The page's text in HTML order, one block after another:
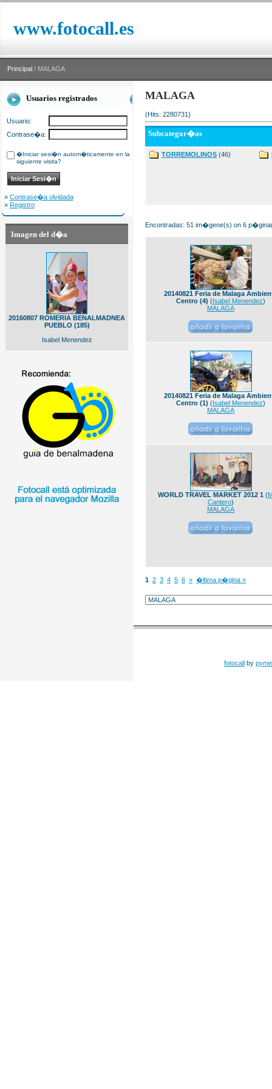
www.fotocall.es
Principal / MALAGA
Usuarios registrados
Usuario:
Contrase�a:
�Iniciar sesi�n autom�ticamente en la
siguiente visita?
» Contrase�a olvidada
» Registro
Imagen del d�a
20160807 ROMERIA BENALMADNEA
PUEBLO (185)
Isabel Menendez
MALAGA
(Hits: 2280731)
Subcategor�as
TORREMOLINOS (46)
Encontradas: 51 im�gene(s) on 6
20140821 Feria de Malaga
Centro (4) (Isabel Menendez)
MALAGA
20140821 Feria de Malaga
Centro (1) (Isabel Menendez)
MALAGA
WORLD TRAVEL MARKET 2012 1(
Cantero)
MALAGA
1 2 3 4 5 6 » �ltima p�gina »
fotocall by